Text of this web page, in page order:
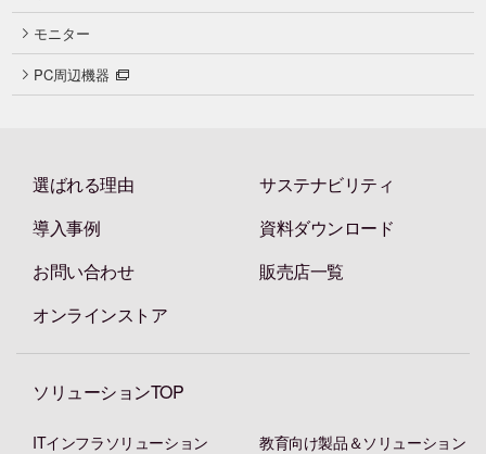
モニター
PC周辺機器
選ばれる理由
サステナビリティ
導入事例
資料ダウンロード
お問い合わせ
販売店一覧
オンラインストア
ソリューションTOP
ITインフラソリューション 教育向け製品＆ソリューション